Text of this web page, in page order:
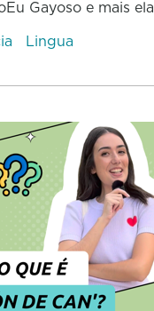
Gayoso e mais ela
Lingua